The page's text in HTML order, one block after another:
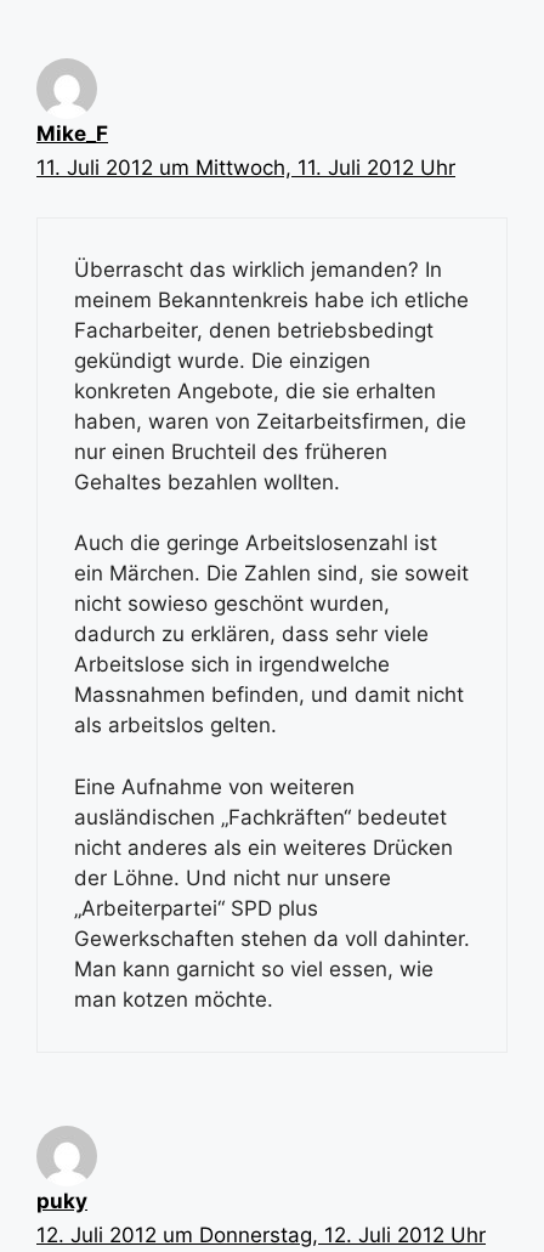
Mike_F
11. Juli 2012 um Mittwoch, 11. Juli 2012 Uhr
Überrascht das wirklich jemanden? In
meinem Bekanntenkreis habe ich etliche
Facharbeiter, denen betriebsbedingt
gekündigt wurde. Die einzigen
konkreten Angebote, die sie erhalten
haben, waren von Zeitarbeitsfirmen, die
nur einen Bruchteil des früheren
Gehaltes bezahlen wollten.
Auch die geringe Arbeitslosenzahl ist
ein Märchen. Die Zahlen sind, sie soweit
nicht sowieso geschönt wurden,
dadurch zu erklären, dass sehr viele
Arbeitslose sich in irgendwelche
Massnahmen befinden, und damit nicht
als arbeitslos gelten.
Eine Aufnahme von weiteren
ausländischen „Fachkräften“ bedeutet
nicht anderes als ein weiteres Drücken
der Löhne. Und nicht nur unsere
„Arbeiterpartei“ SPD plus
Gewerkschaften stehen da voll dahinter.
Man kann garnicht so viel essen, wie
man kotzen möchte.
puky
12. Juli 2012 um Donnerstag, 12. Juli 2012 Uhr